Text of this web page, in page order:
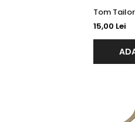
15,00 Lei